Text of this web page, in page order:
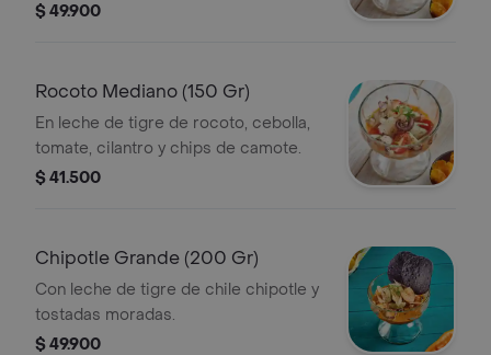
$ 49.900
Rocoto Mediano (150 Gr)
En leche de tigre de rocoto, cebolla,
tomate, cilantro y chips de camote.
$ 41.500
Chipotle Grande (200 Gr)
Con leche de tigre de chile chipotle y
tostadas moradas.
$ 49.900